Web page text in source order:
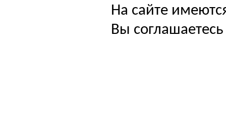
На сайте
Вы